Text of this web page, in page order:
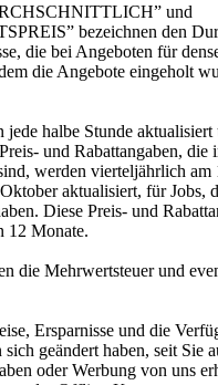
und
bezeichnen den
die bei Angeboten für
die Angebote eingeholt
jede halbe Stunde
und Rabattangaben, die
werden vierteljährlich am
aktualisiert, für Jobs,
Diese Preis- und
12 Monate.
die Mehrwertsteuer und
Ersparnisse und die
geändert haben, seit Sie
oder Werbung von uns